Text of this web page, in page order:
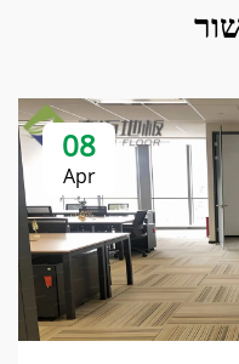
08
Apr